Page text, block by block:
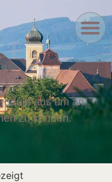
aus um an
zu können.